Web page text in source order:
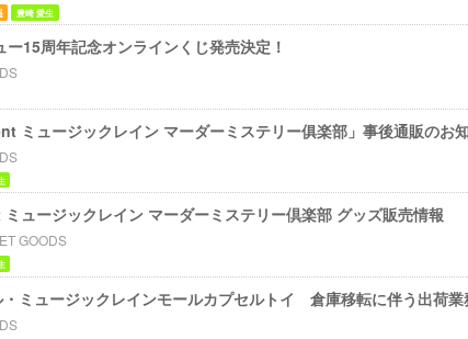
豊崎 愛生
15周年記念オンラインくじ発売決定！
ミュージックレイン マーダーミステリー俱楽部」事後通販のお
ュージックレイン マーダーミステリー倶楽部 グッズ販売情報
GOODS
・ミュージックレインモールカプセルトイ 倉庫移転に伴う出荷